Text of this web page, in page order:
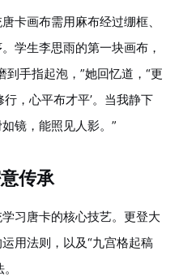
卡画布需用麻布经过绷框、
学生李思雨的第一块画布，
手指起泡，”她回忆道，“更
，心平布才平’。当我静下
镜，能照见人影。”
传承
习唐卡的核心技艺。更登大
用法则，以及“九宫格起稿